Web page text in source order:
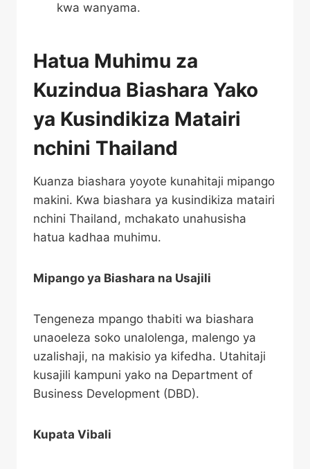
kwa wanyama.
Hatua Muhimu za
Kuzindua Biashara Yako
ya Kusindikiza Matairi
nchini Thailand
Kuanza biashara yoyote kunahitaji mipango
makini. Kwa biashara ya kusindikiza matairi
nchini Thailand, mchakato unahusisha
hatua kadhaa muhimu.
Mipango ya Biashara na Usajili
Tengeneza mpango thabiti wa biashara
unaoeleza soko unalolenga, malengo ya
uzalishaji, na makisio ya kifedha. Utahitaji
kusajili kampuni yako na Department of
Business Development (DBD).
Kupata Vibali